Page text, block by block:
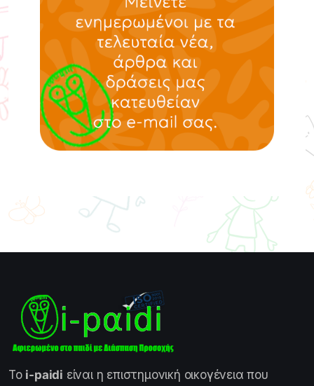
Το i-paidi είναι η επιστημονική οικογένεια που